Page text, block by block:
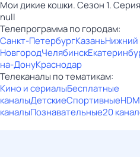
Мои дикие кошки. Сезон 1.
null
Телепрограмма по городам:
Санкт-ПетербургКазаньНижний
НовгородЧелябинск
на-ДонуКраснодар
Телеканалы по тематикам:
Кино и сериалыБесплатные
каналыДетскиеСпортивныеHD
каналыПознавательные20